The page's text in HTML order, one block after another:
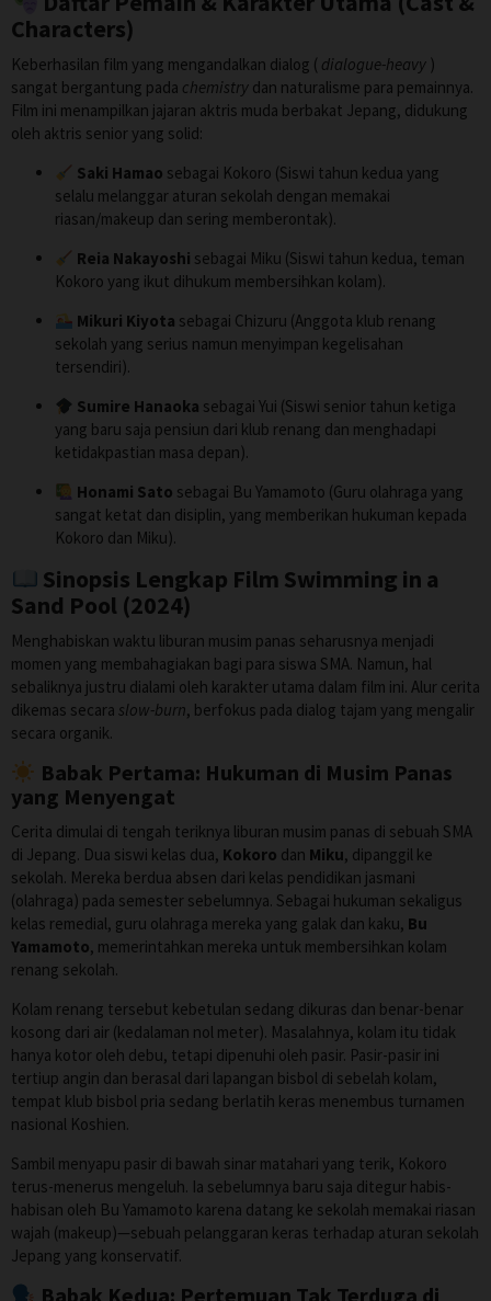
Characters)
Keberhasilan film yang mengandalkan dialog ( dialogue-heavy )
sangat bergantung pada chemistry dan naturalisme para pemainnya.
Film ini menampilkan jajaran aktris muda berbakat Jepang, didukung
oleh aktris senior yang solid:
Saki Hamao sebagai Kokoro (Siswi tahun kedua yang
selalu melanggar aturan sekolah dengan memakai
riasan/makeup dan sering memberontak).
Reia Nakayoshi sebagai Miku (Siswi tahun kedua, teman
Kokoro yang ikut dihukum membersihkan kolam).
Mikuri Kiyota sebagai Chizuru (Anggota klub renang
sekolah yang serius namun menyimpan kegelisahan
tersendiri).
Sumire Hanaoka sebagai Yui (Siswi senior tahun ketiga
yang baru saja pensiun dari klub renang dan menghadapi
ketidakpastian masa depan).
Honami Sato sebagai Bu Yamamoto (Guru olahraga yang
sangat ketat dan disiplin, yang memberikan hukuman kepada
Kokoro dan Miku).
Sinopsis Lengkap Film Swimming in a
Sand Pool (2024)
Menghabiskan waktu liburan musim panas seharusnya menjadi
momen yang membahagiakan bagi para siswa SMA. Namun, hal
sebaliknya justru dialami oleh karakter utama dalam film ini. Alur cerita
dikemas secara slow-burn, berfokus pada dialog tajam yang mengalir
secara organik.
Babak Pertama: Hukuman di Musim Panas
yang Menyengat
Cerita dimulai di tengah teriknya liburan musim panas di sebuah SMA
di Jepang. Dua siswi kelas dua, Kokoro dan Miku, dipanggil ke
sekolah. Mereka berdua absen dari kelas pendidikan jasmani
(olahraga) pada semester sebelumnya. Sebagai hukuman sekaligus
kelas remedial, guru olahraga mereka yang galak dan kaku, Bu
Yamamoto, memerintahkan mereka untuk membersihkan kolam
renang sekolah.
Kolam renang tersebut kebetulan sedang dikuras dan benar-benar
kosong dari air (kedalaman nol meter). Masalahnya, kolam itu tidak
hanya kotor oleh debu, tetapi dipenuhi oleh pasir. Pasir-pasir ini
tertiup angin dan berasal dari lapangan bisbol di sebelah kolam,
tempat klub bisbol pria sedang berlatih keras menembus turnamen
nasional Koshien.
Sambil menyapu pasir di bawah sinar matahari yang terik, Kokoro
terus-menerus mengeluh. Ia sebelumnya baru saja ditegur habis-
habisan oleh Bu Yamamoto karena datang ke sekolah memakai riasan
wajah (makeup)—sebuah pelanggaran keras terhadap aturan sekolah
Jepang yang konservatif.
Babak Kedua: Pertemuan Tak Terduga di